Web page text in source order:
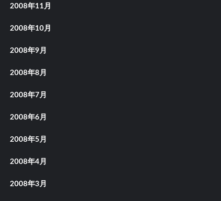
2008年11月
2008年10月
2008年9月
2008年8月
2008年7月
2008年6月
2008年5月
2008年4月
2008年3月